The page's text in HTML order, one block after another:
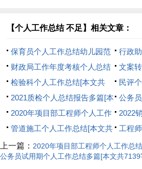
【个人工作总结 不足】相关文章：
保育员个人工作总结幼儿园范
本[本文共4744字]
行政
675字]
财政局工作年度考核个人总结
[本文共7464字]
文案
6459字]
检验科个人工作总结[本文共
6559字]
民评
2021质检个人总结报告多篇[本
文共9373字]
公务
篇[本文
2020年项目部工程师个人工作
总结[本文共4725字]
2022
共5122
管道施工个人工作总结[本文共
3236字]
工程
篇)[本
上一篇： 2020年项目部工程师个人工作总
公务员试用期个人工作总结多篇[本文共7139